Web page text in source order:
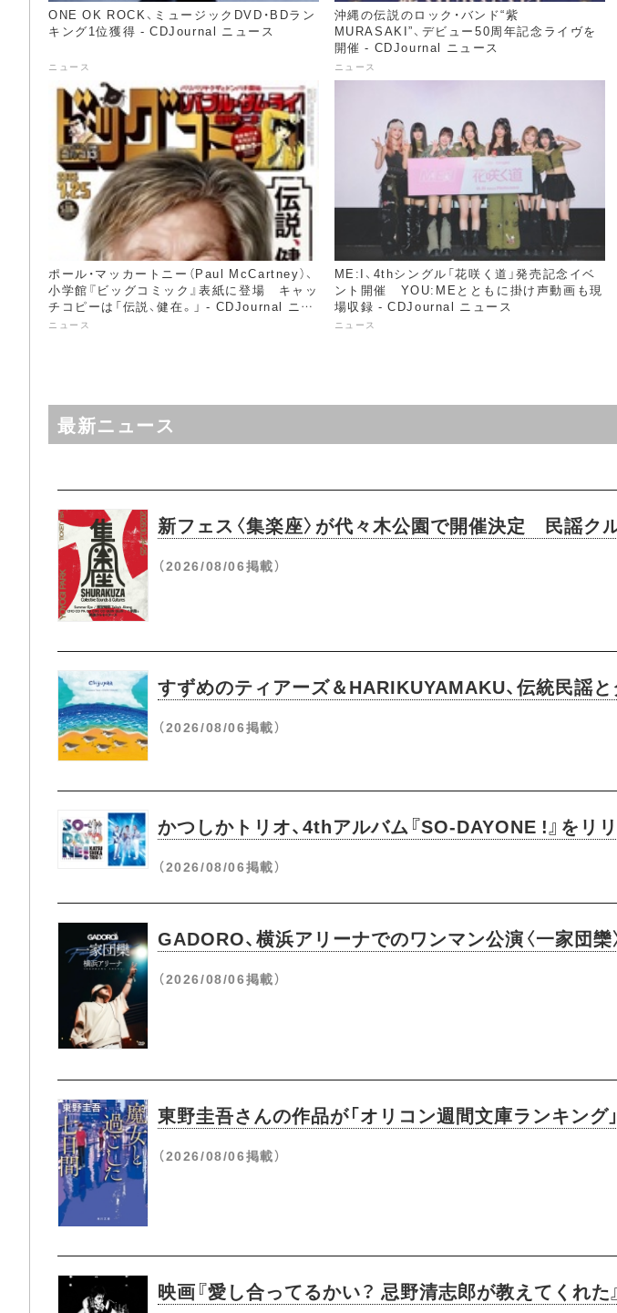
ONE OK ROCK、ミュージックDVD・BDラン
キング1位獲得 - CDJournal ニュース
ニュース
沖縄の伝説のロック・バンド“紫
MURASAKI”、デビュー50周年記念ライヴを
開催 - CDJournal ニュース
ニュース
ポール・マッカートニー（Paul McCartney）、
小学館『ビッグコミック』表紙に登場 キャッ
チコピーは「伝説、健在。」 - CDJournal ニュ
ース
ニュース
ME:I、4thシングル「花咲く道」発売記念イベ
ント開催 YOU:MEとともに掛け声動画も現
場収録 - CDJournal ニュース
ニュース
最新ニュース
新フェス〈集楽座〉が代々木公園で開催決定 民謡ク
（2026/08/06掲載）
すずめのティアーズ＆HARIKUYAMAKU、伝統民謡
（2026/08/06掲載）
かつしかトリオ、4thアルバム『SO-DAYONE !』をリ
（2026/08/06掲載）
GADORO、横浜アリーナでのワンマン公演〈一家
（2026/08/06掲載）
東野圭吾さんの作品が「オリコン週間文庫ランキン
（2026/08/06掲載）
映画『愛し合ってるかい？ 忌野清志郎が教えてくれ